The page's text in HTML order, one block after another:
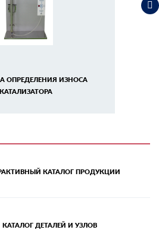
ОПРЕДЕЛЕНИЯ ИЗНОСА
КАТАЛИЗАТОРА
КАТАЛОГ ПРОДУКЦИИ
КАТАЛОГ ДЕТАЛЕЙ И УЗЛОВ